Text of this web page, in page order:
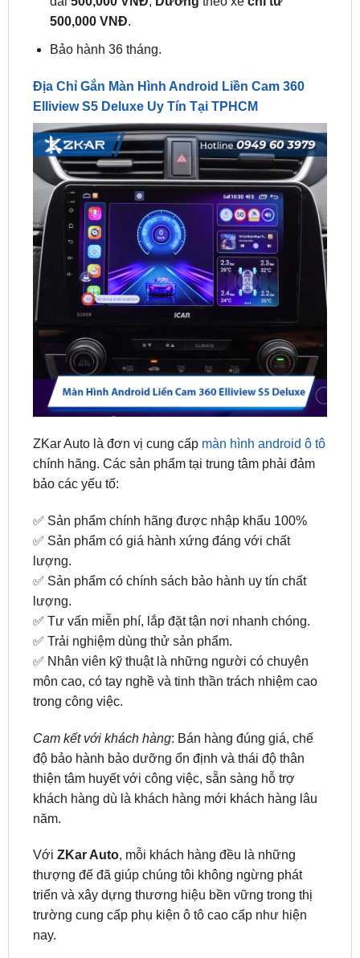
Bảo hành 36 tháng.
Địa Chỉ Gắn Màn Hình Android Liền Cam 360
ZKar Auto là đơn vị cung cấp
màn hình android ô tô
bảo các yếu tố:
✅ Sản phẩm chính hãng được nhập khẩu 100%
lượng.
✅ Sản phẩm có chính sách bảo hành uy tín chất
lượng.
✅ Tư vấn miễn phí, lắp đặt tận nơi nhanh chóng.
✅ Trải nghiệm dùng thử sản phẩm.
✅ Nhân viên kỹ thuật là những người có chuyên
môn cao, có tay nghề và tinh thần trách nhiệm cao
trong công việc.
Cam kết với khách hàng
thiện tâm huyết với công việc, sẵn sàng hỗ trợ
khách hàng dù là khách hàng mới khách hàng lâu
năm.
VớiZKar Auto
triển và xây dựng thương hiệu bền vững trong thị
trường cung cấp phụ kiện ô tô cao cấp như hiện
nay.
Dịch vụ lắp đặt màn hình android ô tô tận